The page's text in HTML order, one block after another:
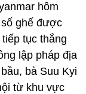
hôm
ghế được
tục thắng
lập pháp địa
bà Suu Kyi
từ khu vực